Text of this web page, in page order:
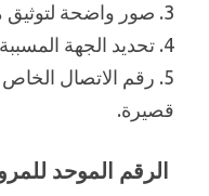
3. صور واضحة لتوثيق مدى الضرر الذي لحق بالمركبة.
4. تحديد الجهة المسببة للحادث.
5. رقم الاتصال
قصيرة.
الرقم الموحد